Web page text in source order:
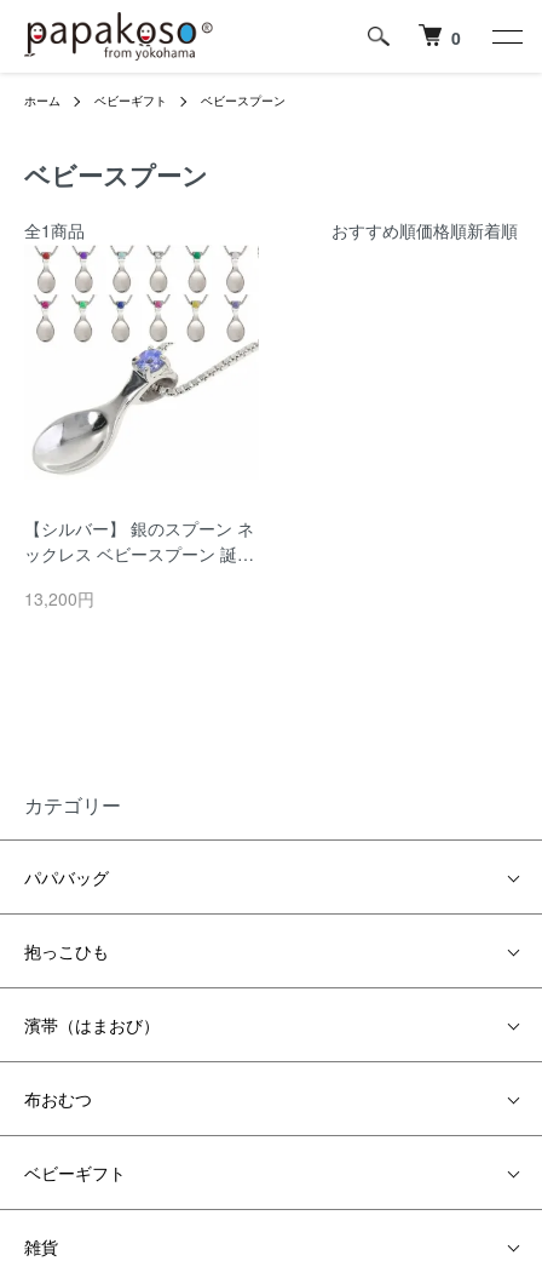
0
ホーム ベビーギフト ベビースプーン
ベビースプーン
全1商品 おすすめ順価格順新着順
【シルバー】 銀のスプーン ネ
ックレス ベビースプーン 誕生
ダント 日本製 銀製品 ワンスレ
13,200円
カテゴリー
パパバッグ
抱っこひも
濱帯（はまおび）
布おむつ
ベビーギフト
雑貨